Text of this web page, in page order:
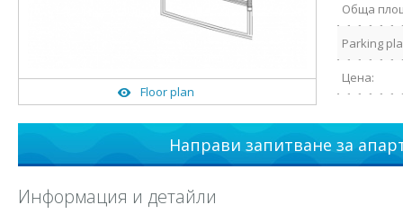
Floor plan
Обща
Parking
Цена:
Направи запитване за
Информация и детайли